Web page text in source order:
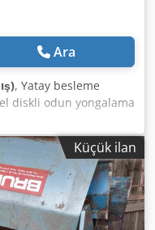
Ara
, Yatay besleme
diskli odun yongalama
ile donatılmıştır.
kontrol kabini ve
makinesi, kereste
gövdeleri için
başına 50 m³'e
sahiptir. Besleme
275 mm'dir.
Küçük ilan